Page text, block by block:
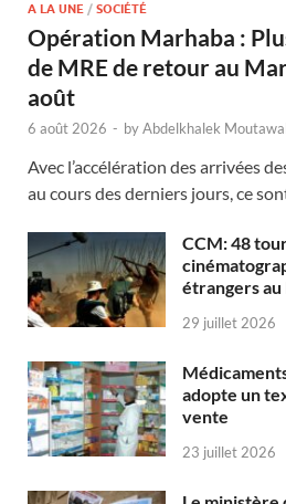
A LA UNE / SOCIÉTÉ
Opération Marhaba :
de MRE de retour au
août
6 août 2026 - byAbdelkhalek
Avec l’accélération des arrivées
au cours des derniers jours, ce
CCM: 48
étrangers
29 juillet 2026
adopte un
vente
23 juillet 2026